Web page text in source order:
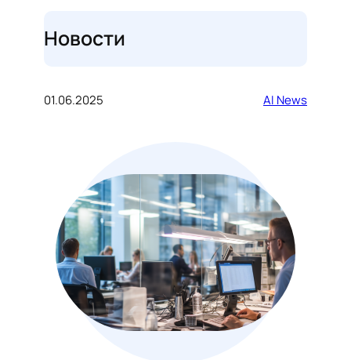
Новости
01.06.2025 AI News